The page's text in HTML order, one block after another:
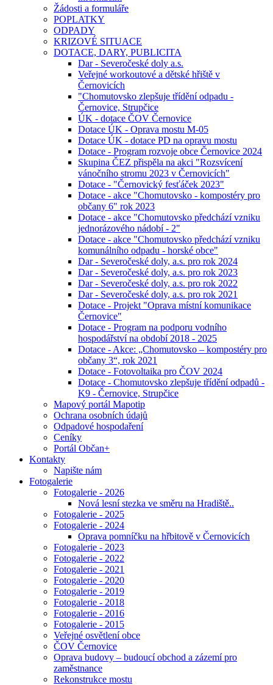
Žádosti a formuláře
POPLATKY
ODPADY
KRIZOVÉ SITUACE
DOTACE, DARY, PUBLICITA
Dar - Severočeské doly a.s.
Veřejné workoutové a dětské hřiště v
Černovicích
"Chomutovsko zlepšuje třídění odpadu -
Černovice, Strupčice
ÚK - dotace ČOV Černovice
Dotace ÚK - Oprava mostu M-05
Dotace ÚK - dotace PD na opravu mostu
Dotace - Program rozvoje obce Černovice 2024
Skupina ČEZ přispěla na akci "Rozsvícení
vánočního stromu 2023 v Černovicích"
Dotace - "Černovický fesťáček 2023"
Dotace - akce "Chomutovsko - kompostéry pro
občany 6" rok 2023
Dotace - akce "Chomutovsko předchází vzniku
jednorázového nádobí - 2"
Dotace - akce "Chomutovsko předchází vzniku
komunálního odpadu - horské obce"
Dar - Severočeské doly, a.s. pro rok 2024
Dar - Severočeské doly, a.s. pro rok 2023
Dar - Severočeské doly, a.s. pro rok 2022
Dar - Severočeské doly, a.s. pro rok 2021
Dotace - Projekt "Oprava místní komunikace
Černovice"
Dotace - Program na podporu vodního
hospodářství na období 2018 - 2025
Dotace - Akce: „Chomutovsko – kompostéry pro
občany 3“, rok 2021
Dotace - Fotovoltaika pro ČOV 2024
Dotace - Chomutovsko zlepšuje třídění odpadů -
K9 - Černovice, Strupčice
Mapový portál Mapotip
Ochrana osobních údajů
Odpadové hospodaření
Ceníky
Portál Občan+
Kontakty
Napište nám
Fotogalerie
Fotogalerie - 2026
Nová lesní stezka ve směru na Hradiště..
Fotogalerie - 2025
Fotogalerie - 2024
Oprava pomníčku na hřbitově v Černovicích
Fotogalerie - 2023
Fotogalerie - 2022
Fotogalerie - 2021
Fotogalerie - 2020
Fotogalerie - 2019
Fotogalerie - 2018
Fotogalerie - 2016
Fotogalerie - 2015
Veřejné osvětlení obce
ČOV Černovice
Oprava budovy – budoucí obchod a zázemí pro
zaměstnance
Rekonstrukce mostu